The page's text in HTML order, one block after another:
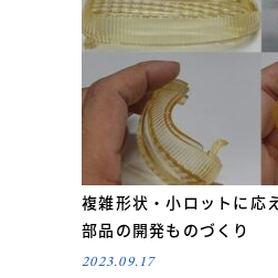
複雑形状・小ロットに応
部品の開発ものづくり
2023.09.17